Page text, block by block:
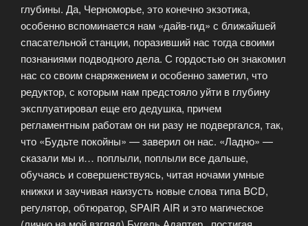
глубины. Да, Черноморье, это конечно экзотика,
особенно вспоминается нам «дайв-гид» с ближайшей
спасательной станции, поразивший нас тогда своими
познаниями подводного дела. С гордостью он знакомил
нас со своим снаряжением и особенно заметил, что
редуктор, с которым нам предстояло уйти в глубину
эксплуатировал еще его дедушка, причем
регламентным работам он ни разу не подвергался, так,
что «Будьте покойны» — заверил он нас. «Ладно» —
сказали мы и… поплыли, поплыли все дальше,
обучаясь и совершенствуясь, читая ночами умные
книжки и заучивая наизусть новые слова типа BCD,
регулятор, обтюратор, SPAIR AIR и это магическое